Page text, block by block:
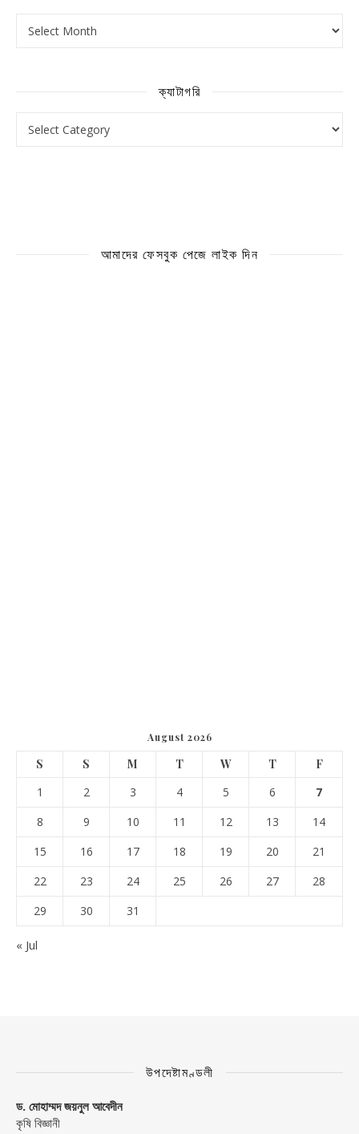
ক্যাটাগরি
আমাদের ফেসবুক পেজে লাইক দিন
August 2026
S S M T W T
F
1
2 3 4 5 6
7
8
9 10 11 12 13
14
15
16 17 18 19 20
21
22
23 24 25 26 27
28
29
30 31
« Jul
উপদেষ্টামণ্ডলী
ড. মোহাম্মদ জয়নুল আবেদীন
কৃষি বিজ্ঞানী